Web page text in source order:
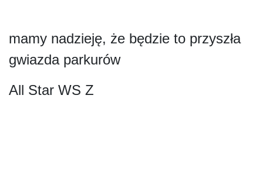
mamy nadzieję, że będzie to przyszła
gwiazda parkurów
All Star WS Z